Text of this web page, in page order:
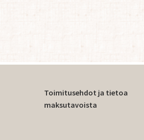
Toimitusehdot ja tietoa
maksutavoista